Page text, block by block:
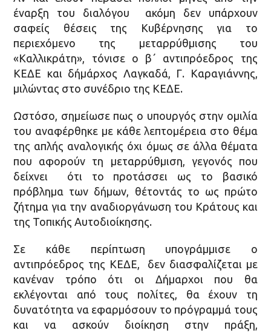
έναρξη του διαλόγου ακόµη δεν υπάρχουν
σαφείς θέσεις της Κυβέρνησης για το
περιεχόµενο της µεταρρύθµισης του
«Καλλικράτη», τόνισε ο β΄ αντιπρόεδρος της
ΚΕΔΕ και δήμάρχος Λαγκαδά, Γ. Καραγιάννης,
μιλώντας στο συνέδριο της ΚΕΔΕ.
Ωστόσο, σημείωσε πως ο υπουργός στην ομιλία
του αναφέρθηκε με κάθε λεπτομέρεια στο θέμα
της απλής αναλογικής όχι όμως σε άλλα θέματα
που αφορούν τη μεταρρύθμιση, γεγονός που
δείχνει ότι το προτάσσει ως το βασικό
πρόβλημα των δήμων, θέτοντάς το ως πρώτο
ζήτημα για την αναδιοργάνωση του Κράτους και
της Τοπικής Αυτοδιοίκησης.
Σε κάθε περίπτωση υπογράμμισε ο
αντιπρόεδρος της ΚΕΔΕ, δεν διασφαλίζεται µε
κανέναν τρόπο ότι οι Δήµαρχοι που θα
εκλέγονται από τους πολίτες, θα έχουν τη
δυνατότητα να εφαρµόσουν το πρόγραµµά τους
και να ασκούν διοίκηση στην πράξη,